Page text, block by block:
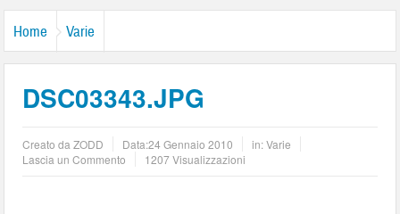
Home Varie
DSC03343.JPG
Creato daZODD Data:24 Gennaio 2010 in:Varie
Lascia un Commento
1207 Visualizzazioni